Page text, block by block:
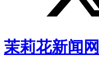
茉莉花新闻网